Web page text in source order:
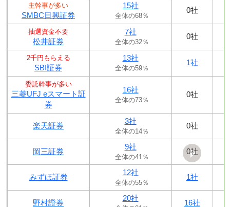
主幹事が多い
SMBC日興証券
15社
全体の68％
0社
抽選資金不要
松井証券
7社
全体の32％
0社
2千円もらえる
SBI証券
13社
全体の59％
1社
委託幹事が多い
三菱UFJ eスマート証
券
16社
全体の73％
0社
楽天証券
3社
全体の14％
0社
岡三証券
9社
全体の41％
0社
みずほ証券
12社
全体の55％
1社
野村證券
20社
16社